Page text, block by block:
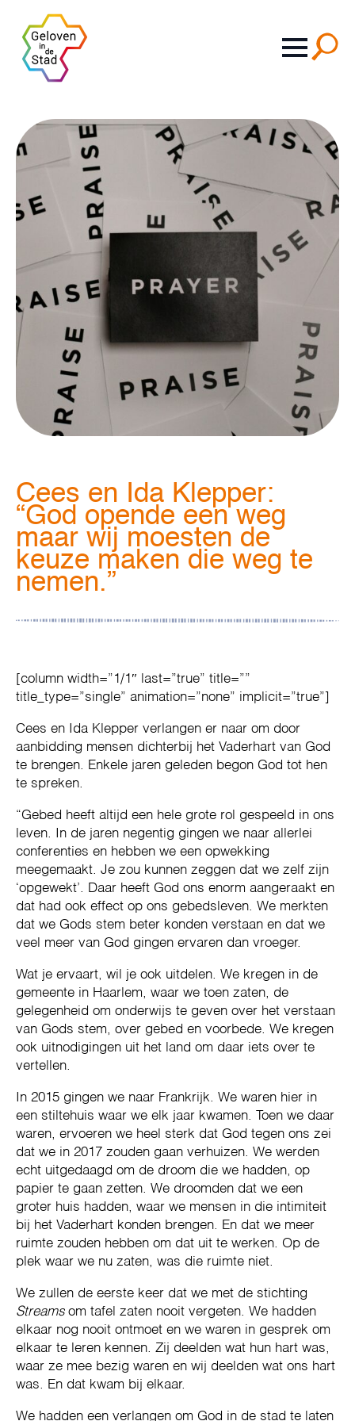
Cees en Ida Klepper:
“God opende een weg
maar wij moesten de
keuze maken die weg te
nemen.”
[column width=”1/1″ last=”true” title=””
title_type=”single” animation=”none” implicit=”true”]
Cees en Ida Klepper verlangen er naar om door
aanbidding mensen dichterbij het Vaderhart van God
te brengen. Enkele jaren geleden begon God tot hen
te spreken.
“Gebed heeft altijd een hele grote rol gespeeld in ons
leven. In de jaren negentig gingen we naar allerlei
conferenties en hebben we een opwekking
meegemaakt. Je zou kunnen zeggen dat we zelf zijn
‘opgewekt’. Daar heeft God ons enorm aangeraakt en
dat had ook effect op ons gebedsleven. We merkten
dat we Gods stem beter konden verstaan en dat we
veel meer van God gingen ervaren dan vroeger.
Wat je ervaart, wil je ook uitdelen. We kregen in de
gemeente in Haarlem, waar we toen zaten, de
gelegenheid om onderwijs te geven over het verstaan
van Gods stem, over gebed en voorbede. We kregen
ook uitnodigingen uit het land om daar iets over te
vertellen.
In 2015 gingen we naar Frankrijk. We waren hier in
een stiltehuis waar we elk jaar kwamen. Toen we daar
waren, ervoeren we heel sterk dat God tegen ons zei
dat we in 2017 zouden gaan verhuizen. We werden
echt uitgedaagd om de droom die we hadden, op
papier te gaan zetten. We droomden dat we een
groter huis hadden, waar we mensen in die intimiteit
bij het Vaderhart konden brengen. En dat we meer
ruimte zouden hebben om dat uit te werken. Op de
plek waar we nu zaten, was die ruimte niet.
We zullen de eerste keer dat we met de stichting
Streamsom tafel zaten nooit vergeten. We hadden
elkaar nog nooit ontmoet en we waren in gesprek om
elkaar te leren kennen. Zij deelden wat hun hart was,
waar ze mee bezig waren en wij deelden wat ons hart
was. En dat kwam bij elkaar.
We hadden een verlangen om God in de stad te laten